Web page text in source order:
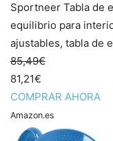
Sportneer Tabla de
equilibrio para
ajustables, tabla de
85,49€
81,21€
COMPRAR AHORA
Amazon.es